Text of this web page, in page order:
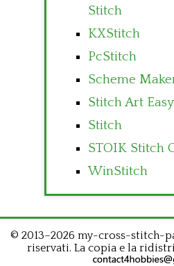
Stitch
KXStitch
PcStitch
Scheme
Stitch Art Easy
Stitch
STOIK Stitch
WinStitch
© 2013–2026 my-cross-stitch-
riservati. La copia e la